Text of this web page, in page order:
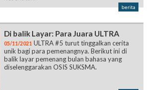
berita
Di balik Layar: Para Juara ULTRA
05/11/2021 ULTRA #5 turut tinggalkan cerita
unik bagi para pemenangnya. Berikut ini di
balik layar pemenang bulan bahasa yang
diselenggarakan OSIS SUKSMA.